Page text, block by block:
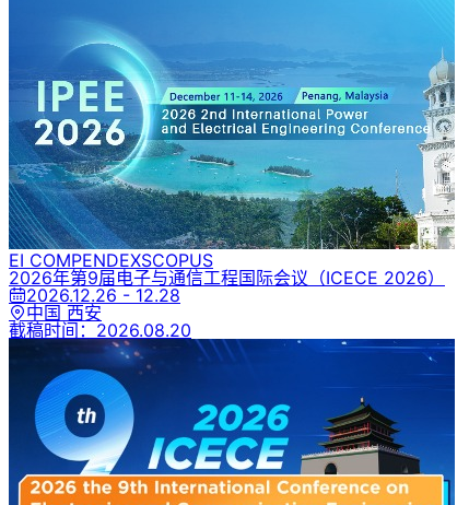
EI COMPENDEXSCOPUS
2026年第9届电子与通信工程国际会议 （ICECE 2026）
2026.12.26 - 12.28
中国 西安
截稿时间： 2026.08.20